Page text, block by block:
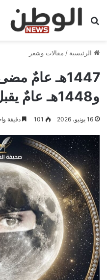
بحث عن
الرئيسية / مقالات وشعر
1447هـ عامٌ
و1448هـ عامٌ يقبل بالبناء والأمنيات
16 يونيو، 2026 101 دقيقة